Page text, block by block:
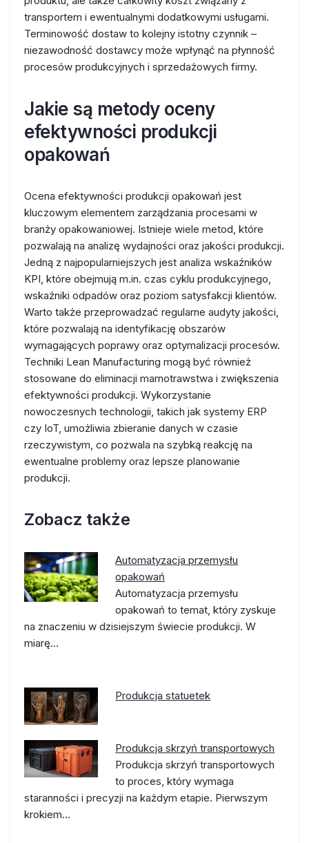
transportem i ewentualnymi dodatkowymi usługami.
Terminowość dostaw to kolejny istotny czynnik –
niezawodność dostawcy może wpłynąć na płynność
procesów produkcyjnych i sprzedażowych firmy.
Jakie są metody oceny
efektywności produkcji
opakowań
Ocena efektywności produkcji opakowań jest
kluczowym elementem zarządzania procesami w
branży opakowaniowej. Istnieje wiele metod, które
pozwalają na analizę wydajności oraz jakości produkcji.
Jedną z najpopularniejszych jest analiza wskaźników
KPI, które obejmują m.in. czas cyklu produkcyjnego,
wskaźniki odpadów oraz poziom satysfakcji klientów.
Warto także przeprowadzać regularne audyty jakości,
które pozwalają na identyfikację obszarów
wymagających poprawy oraz optymalizacji procesów.
Techniki Lean Manufacturing mogą być również
stosowane do eliminacji marnotrawstwa i zwiększenia
efektywności produkcji. Wykorzystanie
nowoczesnych technologii, takich jak systemy ERP
czy IoT, umożliwia zbieranie danych w czasie
rzeczywistym, co pozwala na szybką reakcję na
ewentualne problemy oraz lepsze planowanie
produkcji.
Zobacz także
Automatyzacja przemysłu
opakowań
Automatyzacja przemysłu
opakowań to temat, który zyskuje
na znaczeniu w dzisiejszym świecie produkcji. W
miarę…
Produkcja statuetek
Produkcja skrzyń transportowych
Produkcja skrzyń transportowych
to proces, który wymaga
staranności i precyzji na każdym etapie. Pierwszym
krokiem…